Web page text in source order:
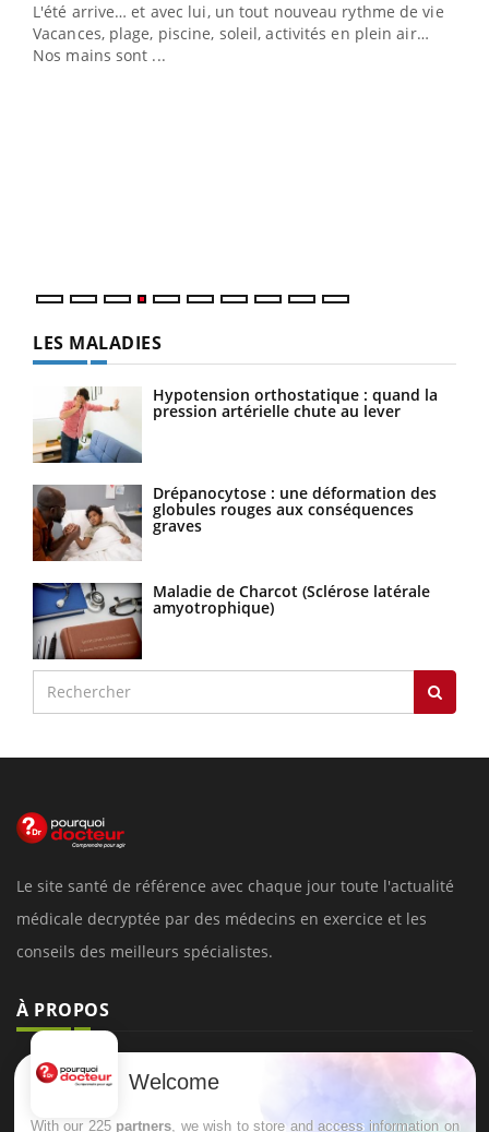
L'été arrive… et avec lui, un tout nouveau rythme de vie !
Vacances, plage, piscine, soleil, activités en plein air…
Nos mains sont ...
LES MALADIES
Hypotension orthostatique : quand la
pression artérielle chute au lever
Drépanocytose : une déformation des
globules rouges aux conséquences
graves
Maladie de Charcot (Sclérose latérale
amyotrophique)
Le site santé de référence avec chaque jour toute l'actualité
médicale decryptée par des médecins en exercice et les
conseils des meilleurs spécialistes.
À PROPOS
Données personnelles et cookies
Welcome
With our 225 partners , we wish to store and access information on